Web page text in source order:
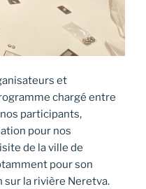
et
chargé entre
participants,
pour nos
de la ville de
pour son
la rivière Neretva.